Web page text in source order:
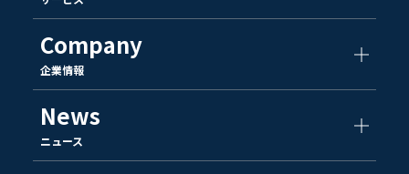
Company
企業情報
News
ニュース